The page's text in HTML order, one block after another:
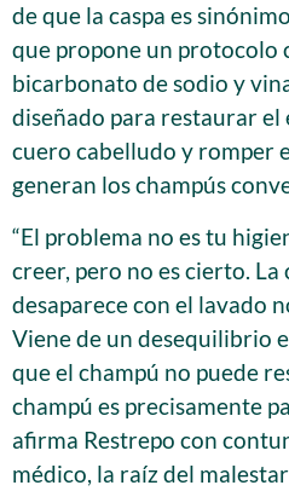
de que la caspa es
que propone un protocolo
bicarbonato de sodio y
diseñado para restaurar
cuero cabelludo y romper
generan los champús
“El problema no es tu
creer, pero no es cierto. La
desaparece con el lavado
Viene de un desequilibrio
que el champú no puede
champú es precisamente
afirma Restrepo con
médico, la raíz del